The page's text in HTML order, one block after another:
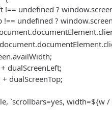
undefined ?
undefined ?
dualScreenLeft;
dualScreenTop;
`scrollbars=yes,